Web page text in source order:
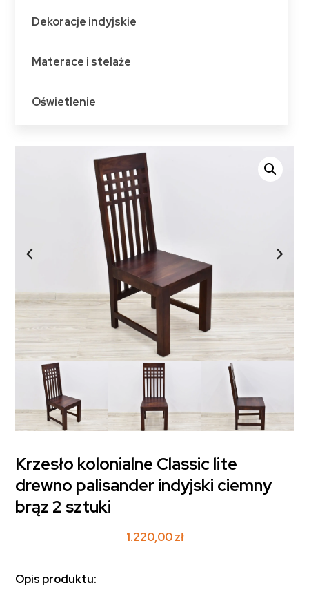
Dekoracje indyjskie
Materace i stelaże
Oświetlenie
Krzesło kolonialne Classic lite
drewno palisander indyjski ciemny
brąz 2 sztuki
1.220,00zł
Opis produktu: